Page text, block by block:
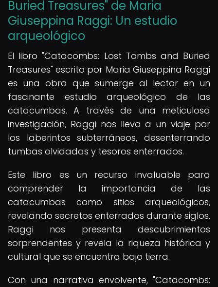
Buried Treasures" de Maria
Giuseppina Raggi: Un estudio
arqueológico
El libro "Catacombs: Lost Tombs and Buried
Treasures" escrito por Maria Giuseppina Raggi
es una obra que sumerge al lector en un
fascinante estudio arqueológico de las
catacumbas. A través de una meticulosa
investigación, Raggi nos lleva a un viaje por
los laberintos subterráneos, desenterrando
tumbas olvidadas y tesoros enterrados.
Este libro es un recurso invaluable para
comprender la importancia de las
catacumbas como sitios arqueológicos,
revelando secretos enterrados durante siglos.
Raggi nos presenta descubrimientos
sorprendentes y revela la riqueza histórica y
cultural que se encuentra bajo tierra.
Con una narrativa envolvente, "Catacombs: